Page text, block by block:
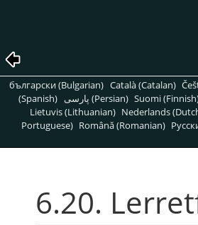
български (Bulgarian) Català (Catalan)
(Spanish)
پارسی (Persian) Suomi
Lietuvis (Lithuanian) Nederlands
Portuguese) Română (Romanian)
6.20.